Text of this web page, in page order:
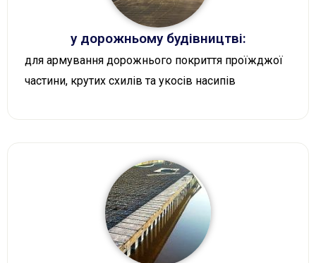
у дорожньому будівництві:
для армування дорожнього покриття проїжджої
частини, крутих схилів та укосів насипів